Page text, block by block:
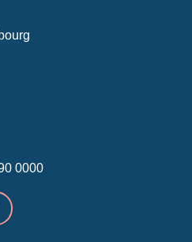
0000